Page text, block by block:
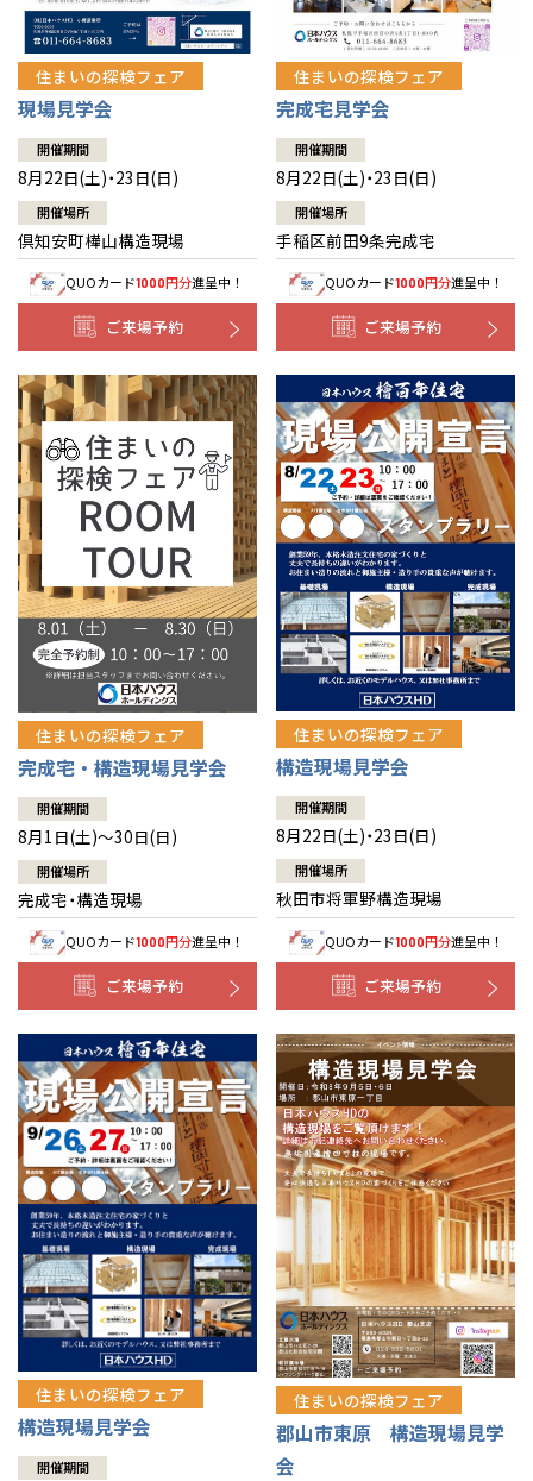
住まいの探検フェア
現場見学会
開催期間
8月22日(土)・23日(日)
開催場所
倶知安町樺山構造現場
QUOカード1000円分進呈中！
ご来場予約
住まいの探検フェア
完成宅見学会
開催期間
8月22日(土)・23日(日)
開催場所
手稲区前田9条完成宅
QUOカード1000円分進呈中！
ご来場予約
住まいの探検フェア
完成宅・構造現場見学会
開催期間
8月1日(土)～30日(日)
開催場所
完成宅・構造現場
QUOカード1000円分進呈中！
ご来場予約
住まいの探検フェア
構造現場見学会
開催期間
8月22日(土)・23日(日)
開催場所
秋田市将軍野構造現場
QUOカード1000円分進呈中！
ご来場予約
住まいの探検フェア
構造現場見学会
開催期間
住まいの探検フェア
郡山市東原 構造現場見学
会
道央
道北
道南
道東
青森
秋田
岩手
山形
宮城
福島
甲信越・北陸
新潟
山梨
長野
富山
石川
福井
関東
東京
神奈川
埼玉
千葉
茨城
栃木
群馬
東海
愛知
岐阜
静岡
三重
近畿
大阪
京都
兵庫
奈良
滋賀
和歌山
中国・四国
岡山
香川
愛媛
鳥取
島根
広島
山口
徳島
高知
九州
福岡
佐賀
熊本
大分
宮崎
鹿児島
長崎
沖縄
分譲マンション
※現住所のある都道府県以外の建築予定地の方でも現住所の有るお近
くの展示場又は店舗にお問合せください。移住の計画の方もご相談対
応します。お気軽にご相談ください。
道央
苫小牧千歳
小樽
道北
道南
道東
釧路
青森県
八戸
青森
秋田県
秋田
岩手県
山形県
宮城県
仙台
福島県
会津
甲信越・北陸
新潟県
長岡
山梨県
長野県
富山県
富山
石川県
福井県
福井
関東
東京都
神奈川県
相模
埼玉県
埼玉
千葉県
千葉
柏
茨城県
水戸
栃木県
宇都宮
小山
群馬県
群馬
伊勢崎
東海
愛知県
岐阜県
岐阜
静岡県
三重県
四日市
近畿
大阪府
大阪
京都府
京都
兵庫県
姫路
奈良県
奈良
中国・四国
岡山県
岡山
愛媛県
松山
九州
福岡県
福岡
佐賀県
佐賀
熊本県
熊本
大分県
大分
宮崎県
宮崎
鹿児島県
鹿児島